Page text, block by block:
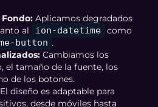
Aplicamos degradados
al
ion-datetime como
button .
Cambiamos los
el tamaño de la fuente, los
de los botones.
El diseño es adaptable para
desde móviles hasta